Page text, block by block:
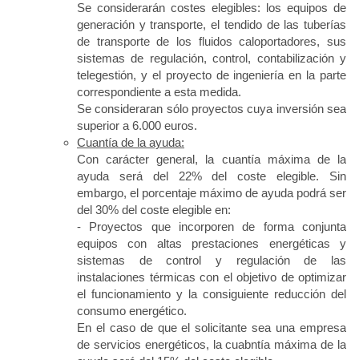
Se considerarán costes elegibles: los equipos de
generación y transporte, el tendido de las tuberías
de transporte de los fluidos caloportadores, sus
sistemas de regulación, control, contabilización y
telegestión, y el proyecto de ingeniería en la parte
correspondiente a esta medida.
Se consideraran sólo proyectos cuya inversión sea
superior a 6.000 euros.
Cuantía de la ayuda:
Con carácter general, la cuantía máxima de la
ayuda será del 22% del coste elegible. Sin
embargo, el porcentaje máximo de ayuda podrá ser
del 30% del coste elegible en:
- Proyectos que incorporen de forma conjunta
equipos con altas prestaciones energéticas y
sistemas de control y regulación de las
instalaciones térmicas con el objetivo de optimizar
el funcionamiento y la consiguiente reducción del
consumo energético.
En el caso de que el solicitante sea una empresa
de servicios energéticos, la cuabntía máxima de la